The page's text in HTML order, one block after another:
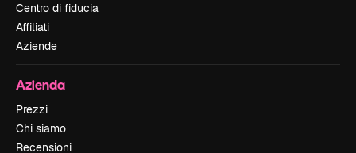
Centro di fiducia
Affiliati
Aziende
Azienda
Prezzi
Chi siamo
Recensioni